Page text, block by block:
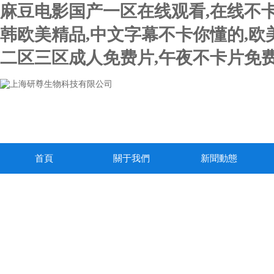
麻豆电影国产一区在线观看,在线不
韩欧美精品,中文字幕不卡你懂的,
二区三区成人免费片,午夜不卡片免
首頁 關于我們 新聞動態